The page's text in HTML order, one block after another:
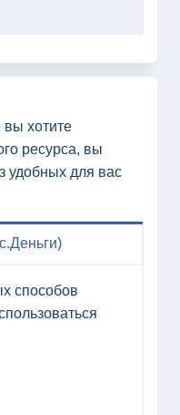
вы хотите
ресурса, вы
удобных для вас
способов